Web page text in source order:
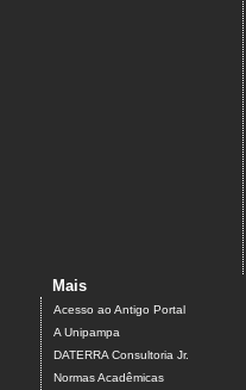
Mais
Acesso ao Antigo Portal
A Unipampa
DATERRA Consultoria Jr.
Normas Acadêmicas